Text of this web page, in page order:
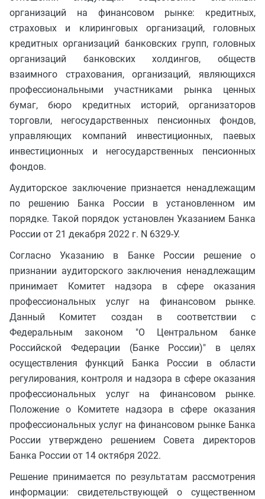
организаций на финансовом рынке: кредитных,
страховых и клиринговых организаций, головных
кредитных организаций банковских групп, головных
организаций банковских холдингов, обществ
взаимного страхования, организаций, являющихся
профессиональными участниками рынка ценных
бумаг, бюро кредитных историй, организаторов
торговли, негосударственных пенсионных фондов,
управляющих компаний инвестиционных, паевых
инвестиционных и негосударственных пенсионных
фондов.
Аудиторское заключение признается ненадлежащим
по решению Банка России в установленном им
порядке. Такой порядок установлен Указанием Банка
России от 21 декабря 2022 г. N 6329-У.
Согласно Указанию в Банке России решение о
признании аудиторского заключения ненадлежащим
принимает Комитет надзора в сфере оказания
профессиональных услуг на финансовом рынке.
Данный Комитет создан в соответствии с
Федеральным законом "О Центральном банке
Российской Федерации (Банке России)" в целях
осуществления функций Банка России в области
регулирования, контроля и надзора в сфере оказания
профессиональных услуг на финансовом рынке.
Положение о Комитете надзора в сфере оказания
профессиональных услуг на финансовом рынке Банка
России утверждено решением Совета директоров
Банка России от 14 октября 2022.
Решение принимается по результатам рассмотрения
информации: свидетельствующей о существенном